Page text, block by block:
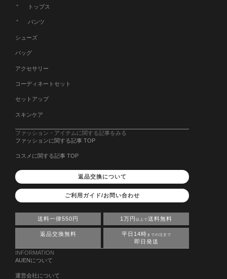
トップス
パンツ
シューズ
バッグ
アクセサリー
コーディネートセット
セットアップ
スキンケア
ファッション・アイテムに関する記事をみる
ファッションに関する記事 TOP
コスメに関する記事 TOP
返品交換について
ご利用ガイド/お問い合わせ
送料一律550円 1万円 以上で送料無料
返品交換無料 平日14時 までの注文で
即日発送
INFORMATION
AUENについて
運営会社について